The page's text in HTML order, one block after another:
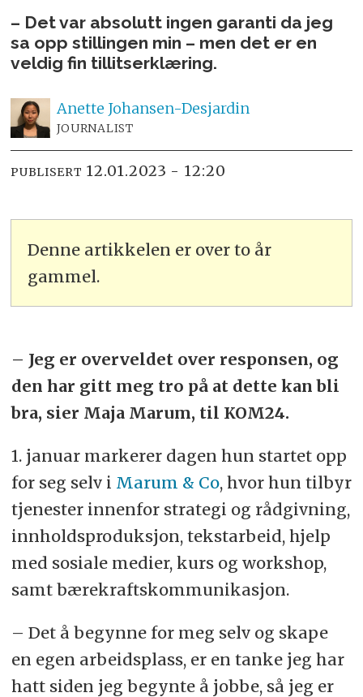
– Det var absolutt ingen garanti da jeg
sa opp stillingen min – men det er en
veldig fin tillitserklæring.
Anette Johansen-Desjardin
JOURNALIST
PUBLISERT 12.01.2023 - 12:20
Denne artikkelen er over to år
gammel.
– Jeg er overveldet over responsen, og
den har gitt meg tro på at dette kan bli
bra, sier Maja Marum, til KOM24.
1. januar markerer dagen hun startet opp
for seg selv i Marum & Co, hvor hun tilbyr
tjenester innenfor strategi og rådgivning,
innholdsproduksjon, tekstarbeid, hjelp
med sosiale medier, kurs og workshop,
samt bærekraftskommunikasjon.
– Det å begynne for meg selv og skape
en egen arbeidsplass, er en tanke jeg har
hatt siden jeg begynte å jobbe, så jeg er